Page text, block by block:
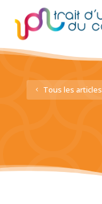
Tous les articles